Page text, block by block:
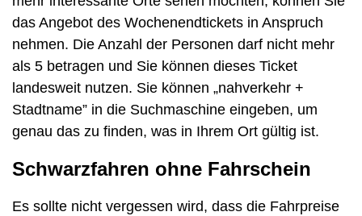
das Angebot des Wochenendtickets in Anspruch
nehmen. Die Anzahl der Personen darf nicht mehr
als 5 betragen und Sie können dieses Ticket
landesweit nutzen. Sie können „nahverkehr +
Stadtname” in die Suchmaschine eingeben, um
genau das zu finden, was in Ihrem Ort gültig ist.
Schwarzfahren ohne Fahrschein
Es sollte nicht vergessen wird, dass die Fahrpreise